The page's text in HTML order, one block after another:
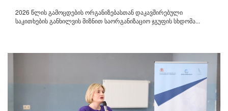
2026 წლის გამოცდების ორგანიზებასთან დაკავშირებული
საკითხების განხილვის მიზნით საორგანიზაციო ჯგუფის სხდომა...